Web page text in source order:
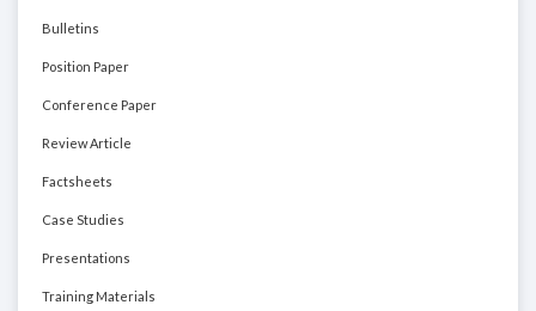
Bulletins
Position Paper
Conference Paper
Review Article
Factsheets
Case Studies
Presentations
Training Materials